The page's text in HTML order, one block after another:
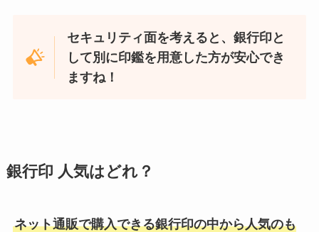
セキュリティ面を考えると、銀行印と
して別に印鑑を用意した方が安心でき
ますね！
銀行印 人気はどれ？
ネット通販で購入できる銀行印の中から人気のも